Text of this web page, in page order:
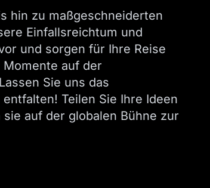
hin zu maßgeschneiderten
Einfallsreichtum und
und sorgen für Ihre Reise
auf der
Sie uns das
Teilen Sie Ihre Ideen
auf der globalen Bühne zur